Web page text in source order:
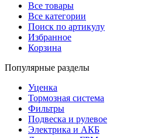
Все товары
Все категории
Поиск по артикулу
Избранное
Корзина
Популярные разделы
Уценка
Тормозная система
Фильтры
Подвеска и рулевое
Электрика и АКБ